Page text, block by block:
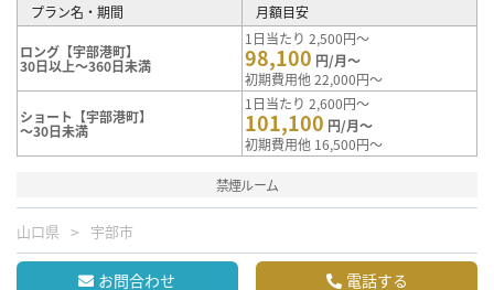
プラン名・期間 月額目安
ロング【宇部港町】
30日以上～360日未満
1日当たり 2,500円～
98,100 円/月～
初期費用他 22,000円～
ショート【宇部港町】
～30日未満
1日当たり 2,600円～
101,100 円/月～
初期費用他 16,500円～
禁煙ルーム
山口県 宇部市
お問合わせ 電話する